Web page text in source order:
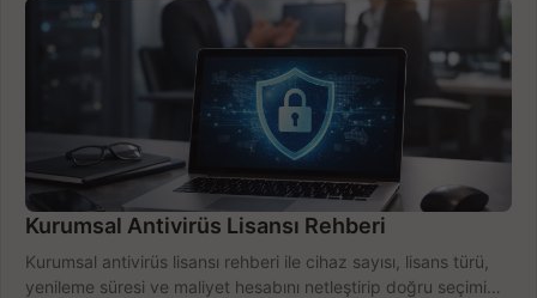
Kurumsal Antivirüs Lisansı Rehberi
Kurumsal antivirüs lisansı rehberi ile cihaz sayısı, lisans türü,
yenileme süresi ve maliyet hesabını netleştirip doğru seçimi